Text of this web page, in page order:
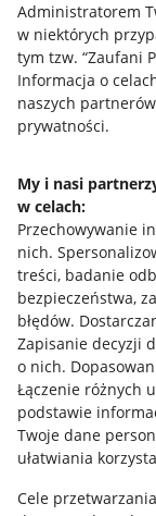
Administratorem
w niektórych
tym tzw. “Zaufani
Informacja o
naszych
prywatności.
My i nasi
w celach:
Przechowywanie
nich.
treści, badanie
bezpieczeństwa,
błędów.
Zapisanie decyzji
o nich.
Łączenie różnych
podstawie
Twoje dane
ułatwiania
Cele
Przydatne
Jak to działa
Allegro Gadane
Allegro Gadane
Mapa
Informacje
Regulamin
Polityka plików
Ustawienia
Udostępnianie